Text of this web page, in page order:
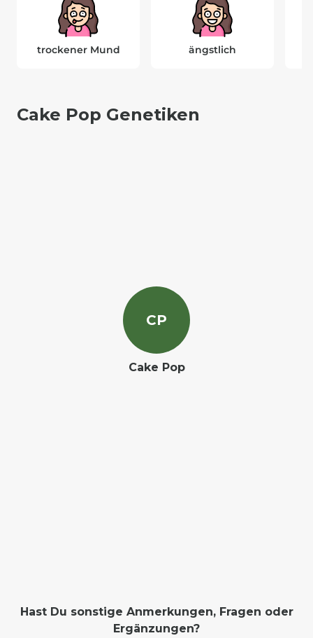
trockener Mund ängstlich
Cake Pop Genetiken
CP
Cake Pop
Hast Du sonstige Anmerkungen, Fragen oder
Ergänzungen?